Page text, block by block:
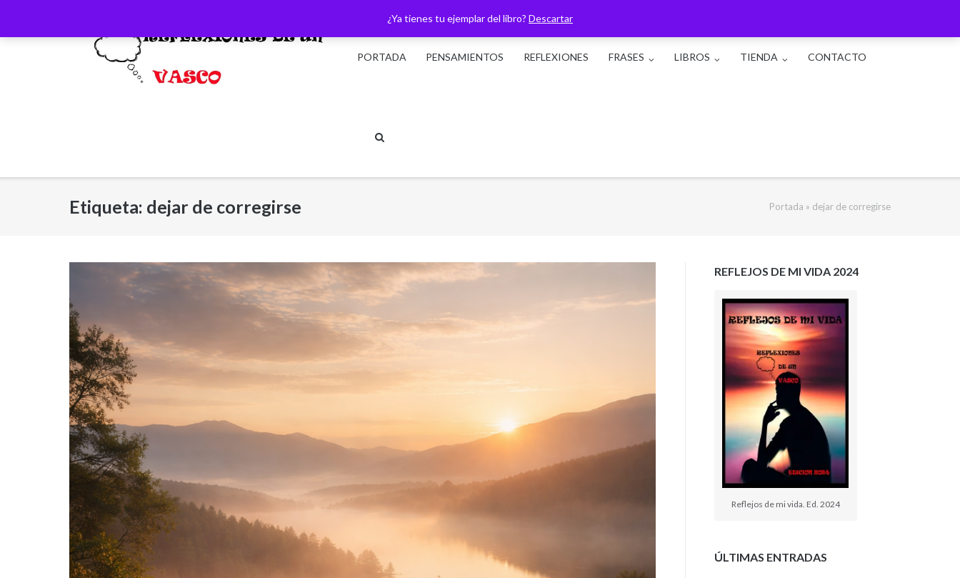
¿Ya tienes tu ejemplar del libro? Descartar
PORTADA
PENSAMIENTOS REFLEXIONES FRASES LIBROS TIENDA CONTACTO
Etiqueta: dejar de corregirse Portada » dejar de corregirse
REFLEJOS DE MI VIDA 2024
Reflejos de mi vida. Ed. 2024
ÚLTIMAS ENTRADAS